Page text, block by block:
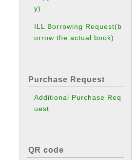
y)
ILL Borrowing Request(b
orrow the actual book)
Purchase Request
Additional Purchase Req
uest
QR code